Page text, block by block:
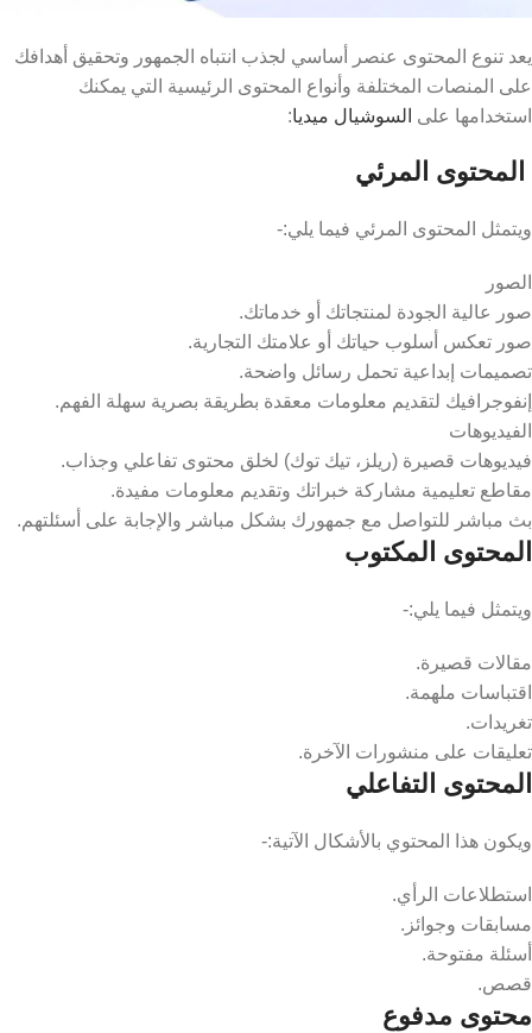
يعد تنوع المحتوى عنصر أساسي لجذب انتباه الجمهور وتحقيق أهدافك
على المنصات المختلفة وأنواع المحتوى الرئيسية التي يمكنك
استخدامها على السوشيال ميديا:
المحتوى المرئي
ويتمثل المحتوى المرئي فيما يلي:-
الصور
صور عالية الجودة لمنتجاتك أو خدماتك.
صور تعكس أسلوب حياتك أو علامتك التجارية.
تصميمات إبداعية تحمل رسائل واضحة.
إنفوجرافيك لتقديم معلومات معقدة بطريقة بصرية سهلة الفهم.
الفيديوهات
فيديوهات قصيرة (ريلز، تيك توك) لخلق محتوى تفاعلي وجذاب.
مقاطع تعليمية مشاركة خبراتك وتقديم معلومات مفيدة.
بث مباشر للتواصل مع جمهورك بشكل مباشر والإجابة على أسئلتهم.
المحتوى المكتوب
ويتمثل فيما يلي:-
مقالات قصيرة.
اقتباسات ملهمة.
تغريدات.
تعليقات على منشورات الآخرة.
المحتوى التفاعلي
ويكون هذا المحتوي بالأشكال الآتية:-
استطلاعات الرأي.
مسابقات وجوائز.
أسئلة مفتوحة.
قصص.
محتوى مدفوع